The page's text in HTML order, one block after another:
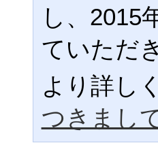
し、2015
ていただ
より詳し
つきまし